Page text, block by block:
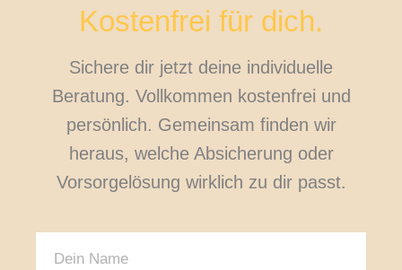
Kostenfrei für dich.
Sichere dir jetzt deine individuelle
Beratung. Vollkommen kostenfrei und
persönlich. Gemeinsam finden wir
heraus, welche Absicherung oder
Vorsorgelösung wirklich zu dir passt.